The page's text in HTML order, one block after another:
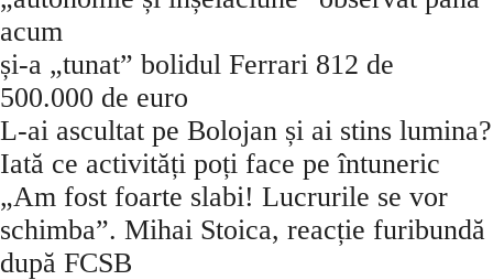
acum
și-a „tunat” bolidul Ferrari 812 de
500.000 de euro
L-ai ascultat pe Bolojan și ai stins lumina?
Iată ce activități poți face pe întuneric
„Am fost foarte slabi! Lucrurile se vor
schimba”. Mihai Stoica, reacție furibundă
după FCSB